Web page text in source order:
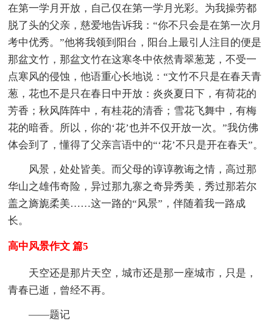
在第一学月开放，自己仅在第一学月光彩。为我操劳都
脱了头的父亲，慈爱地告诉我：“你不只会是在第一次月
考中优秀。”他将我领到阳台，阳台上最引人注目的便是
那盆文竹，那盆文竹在这寒冬中依然青翠葱茏，不受一
点寒风的侵蚀，他语重心长地说：“文竹不只是在春天青
葱，花也不是只在春日中开放：炎炎夏日下，有荷花的
芳香；秋风阵阵中，有桂花的清香；雪花飞舞中，有梅
花的暗香。所以，你的‘花’也并不仅开放一次。”我仿佛
体会到了，懂得了父亲言语中的“‘花’不只是开在春天”。
风景，处处皆美。而父母的谆谆教诲之情，高过那
华山之雄伟奇险，异过那九寨之奇异秀美，秀过那若尔
盖之旖旎柔美……这一路的“风景”，伴随着我一路成
长。
高中风景作文 篇5
天空还是那片天空，城市还是那一座城市，只是，
青春已逝，曾经不再。
——题记